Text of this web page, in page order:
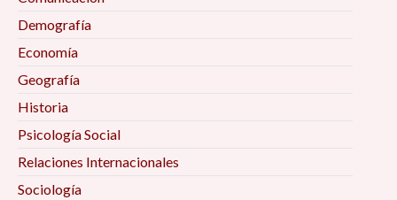
Demografía
Economía
Geografía
Historia
Psicología Social
Relaciones Internacionales
Sociología